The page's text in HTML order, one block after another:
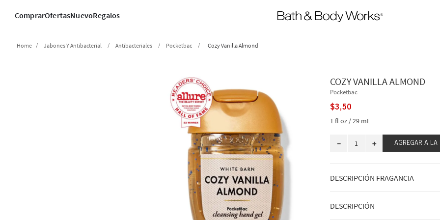
ComprarOfertasNuevoRegalos
Jabones Y Antibacterial Antibacteriales Pocketbac Cozy Vanilla Almond
COZY VANILLA ALMOND
Pocketbac
$3,50
1 fl oz / 29 mL
＋
－ AGREGAR A LA
DESCRIPCIÓN FRAGANCIA
A qué huele: cálido, a nuez y muy
DESCRIPCIÓN